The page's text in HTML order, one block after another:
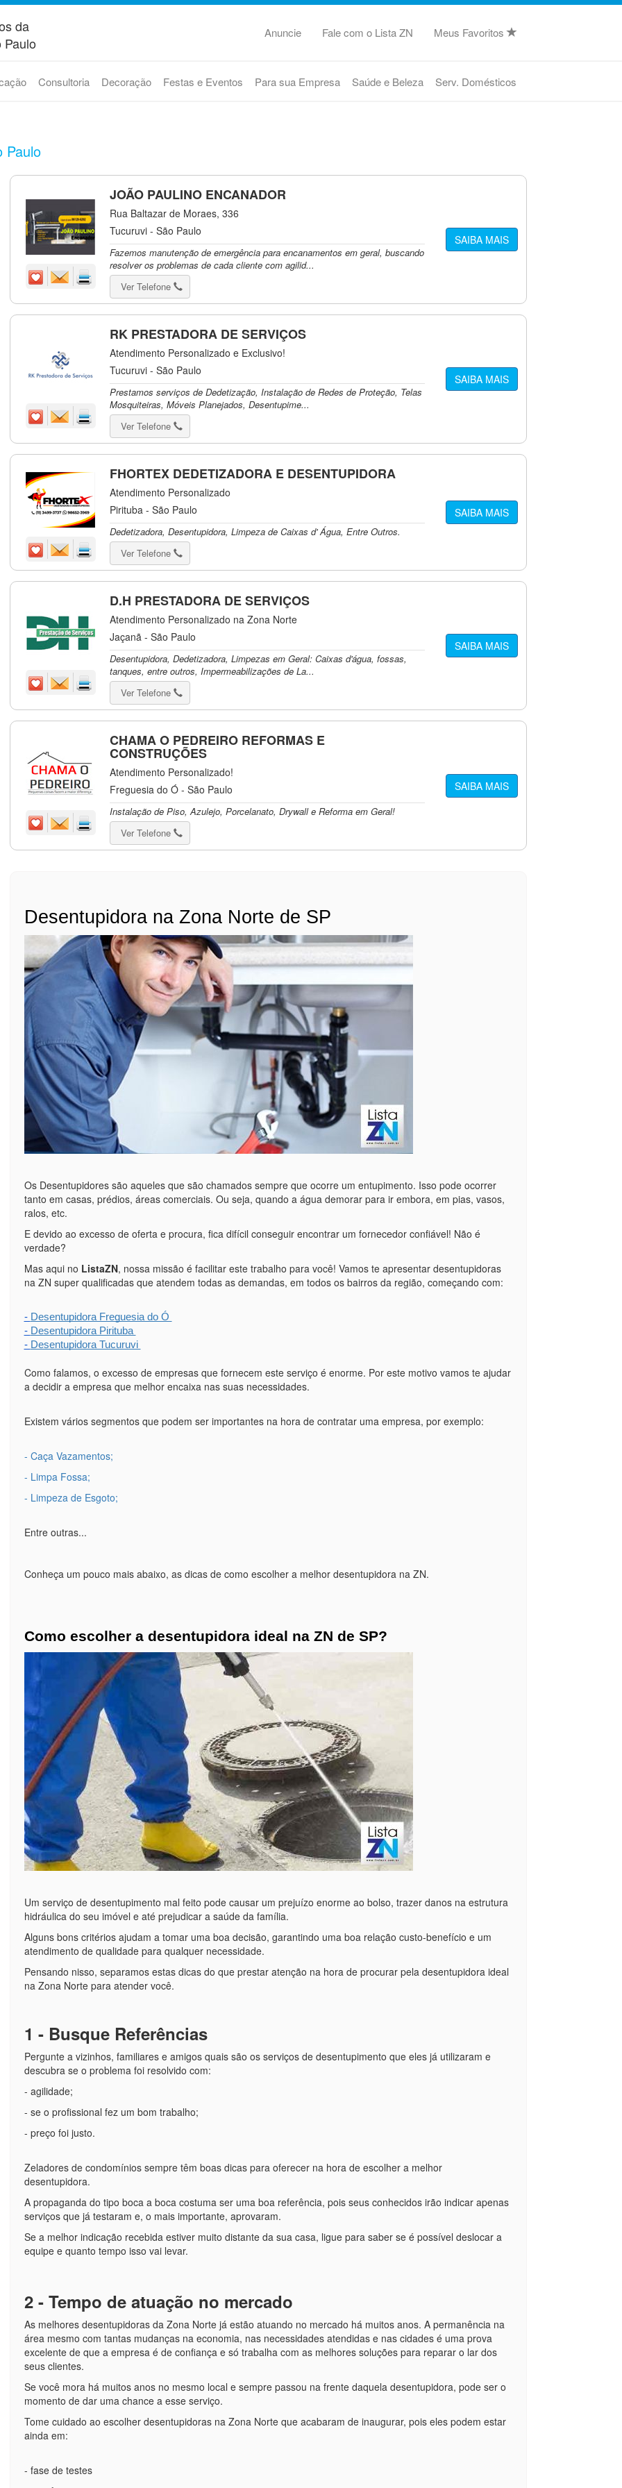
da
Anuncie Fale com o Lista ZN Meus Favoritos
Consultoria Decoração Festas e Eventos Para sua Empresa Saúde e Beleza Serv. Domésticos
Paulo
JOÃO PAULINO ENCANADOR
Rua Baltazar de Moraes, 336
Tucuruvi - São Paulo
Fazemos manutenção de emergência para encanamentos em geral, buscando
resolver os problemas de cada cliente com agilid...
Ver Telefone
SAIBA MAIS
RK PRESTADORA DE SERVIÇOS
Atendimento Personalizado e Exclusivo!
Tucuruvi - São Paulo
Prestamos serviços de Dedetização, Instalação de Redes de Proteção, Telas
Mosquiteiras, Móveis Planejados, Desentupime...
Ver Telefone
SAIBA MAIS
FHORTEX DEDETIZADORA E DESENTUPIDORA
Atendimento Personalizado
Pirituba - São Paulo
Dedetizadora, Desentupidora, Limpeza de Caixas d' Água, Entre Outros.
Ver Telefone
SAIBA MAIS
D.H PRESTADORA DE SERVIÇOS
Atendimento Personalizado na Zona Norte
Jaçanã - São Paulo
Desentupidora, Dedetizadora, Limpezas em Geral: Caixas d'água, fossas,
tanques, entre outros, Impermeabilizações de La...
Ver Telefone
SAIBA MAIS
CHAMA O PEDREIRO REFORMAS E
CONSTRUÇÕES
Atendimento Personalizado!
Freguesia do Ó - São Paulo
Instalação de Piso, Azulejo, Porcelanato, Drywall e Reforma em Geral!
Ver Telefone
SAIBA MAIS
Desentupidora na Zona Norte de SP
Os Desentupidores são aqueles que são chamados sempre que ocorre um entupimento. Isso pode ocorrer
tanto em casas, prédios, áreas comerciais. Ou seja, quando a água demorar para ir embora, em pias, vasos,
ralos, etc.
E devido ao excesso de oferta e procura, fica difícil conseguir encontrar um fornecedor confiável! Não é
verdade?
Mas aqui no ListaZN, nossa missão é facilitar este trabalho para você! Vamos te apresentar desentupidoras
na ZN super qualificadas que atendem todas as demandas, em todos os bairros da região, começando com:
- Desentupidora Freguesia do Ó
- Desentupidora Pirituba
- Desentupidora Tucuruvi
Como falamos, o excesso de empresas que fornecem este serviço é enorme. Por este motivo vamos te ajudar
a decidir a empresa que melhor encaixa nas suas necessidades.
Existem vários segmentos que podem ser importantes na hora de contratar uma empresa, por exemplo:
- Caça Vazamentos;
- Limpa Fossa;
- Limpeza de Esgoto;
Entre outras...
Conheça um pouco mais abaixo, as dicas de como escolher a melhor desentupidora na ZN.
Como escolher a desentupidora ideal na ZN de SP?
Um serviço de desentupimento mal feito pode causar um prejuízo enorme ao bolso, trazer danos na estrutura
hidráulica do seu imóvel e até prejudicar a saúde da família.
Alguns bons critérios ajudam a tomar uma boa decisão, garantindo uma boa relação custo-benefício e um
atendimento de qualidade para qualquer necessidade.
Pensando nisso, separamos estas dicas do que prestar atenção na hora de procurar pela desentupidora ideal
na Zona Norte para atender você.
1 - Busque Referências
Pergunte a vizinhos, familiares e amigos quais são os serviços de desentupimento que eles já utilizaram e
descubra se o problema foi resolvido com:
- agilidade;
- se o profissional fez um bom trabalho;
- preço foi justo.
Zeladores de condomínios sempre têm boas dicas para oferecer na hora de escolher a melhor
desentupidora.
A propaganda do tipo boca a boca costuma ser uma boa referência, pois seus conhecidos irão indicar apenas
serviços que já testaram e, o mais importante, aprovaram.
Se a melhor indicação recebida estiver muito distante da sua casa, ligue para saber se é possível deslocar a
equipe e quanto tempo isso vai levar.
2 - Tempo de atuação no mercado
As melhores desentupidoras da Zona Norte já estão atuando no mercado há muitos anos. A permanência na
área mesmo com tantas mudanças na economia, nas necessidades atendidas e nas cidades é uma prova
excelente de que a empresa é de confiança e só trabalha com as melhores soluções para reparar o lar dos
seus clientes.
Se você mora há muitos anos no mesmo local e sempre passou na frente daquela desentupidora, pode ser o
momento de dar uma chance a esse serviço.
Tome cuidado ao escolher desentupidoras na Zona Norte que acabaram de inaugurar, pois eles podem estar
ainda em:
- fase de testes